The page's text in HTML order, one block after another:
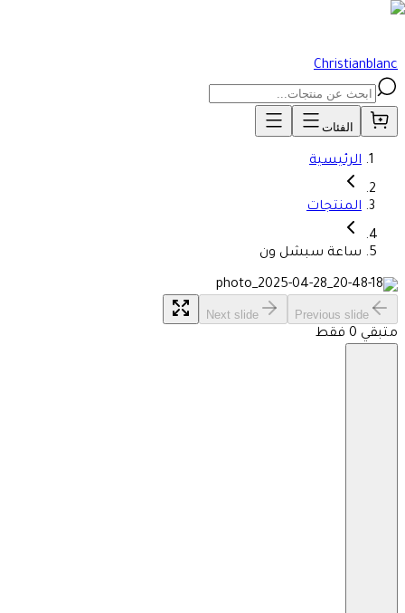
Christianblanc
الفئات
الرئيسية
المنتجات
ساعة سبشل ون
Previous slide
Next slide
متبقي 0 فقط